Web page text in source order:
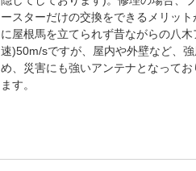
ースターだけの交換をできるメリッ
に屋根馬を立てられず昔ながらの八
速)50m/sですが、屋内や外壁など、
め、災害にも強いアンテナとなって
ます。